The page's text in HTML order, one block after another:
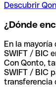
Descubrir
¿Dónde
En la
SWIFT / BIC
Con Qonto,
SWIFT / BIC
transferencia